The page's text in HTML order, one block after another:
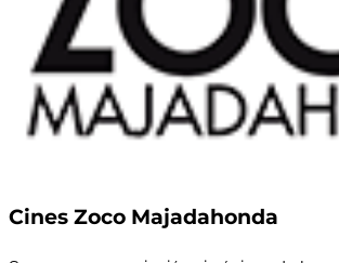
Cines Zoco Majadahonda